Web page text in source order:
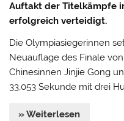
Auftakt der Titelkämpfe
erfolgreich verteidigt.
Die Olympiasiegerinnen
Neuauflage des Finale
Chinesinnen Jinjie Gong
33,053 Sekunde mit drei
» Weiterlesen